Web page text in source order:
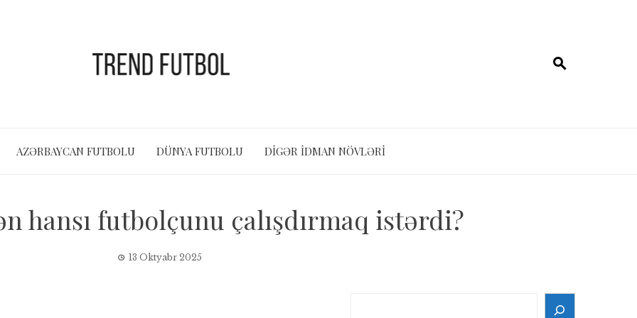
AZƏRBAYCAN FUTBOLU DÜNYA FUTBOLU DIGƏR İDMAN NÖVLƏRI
hansı futbolçunu çalışdırmaq istərdi?
13 Oktyabr 2025